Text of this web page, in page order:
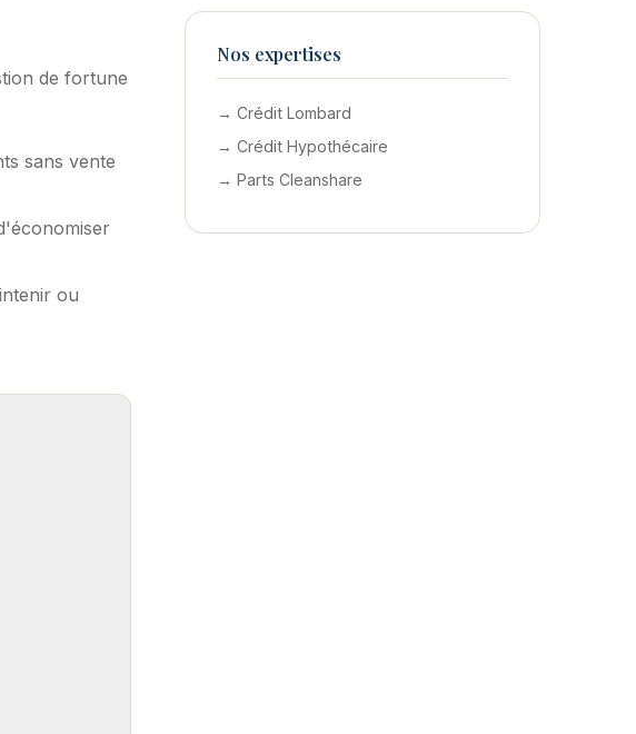
de fortune
sans vente
ou
Nos expertises
→ Crédit Lombard
→ Crédit Hypothécaire
→ Parts Cleanshare